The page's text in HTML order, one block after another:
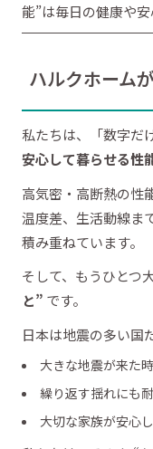
能”は毎日の健康や安
ハルクホーム
私たちは、「数字だ
安心して暮らせる性
高気密・高断熱の性
温度差、生活動線ま
積み重ねています。
そして、もうひとつ
と” です。
日本は地震の多い国
大きな地震が来た
繰り返す揺れにも
大切な家族が安心